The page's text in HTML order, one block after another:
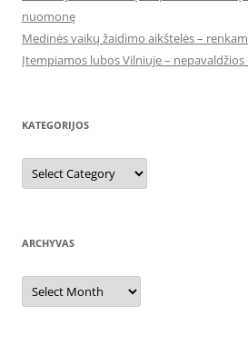
nuomonę
Medinės vaikų žaidimo aikštelės –
Įtempiamos lubos Vilniuje – nepavaldžios
KATEGORIJOS
Kategorijos
ARCHYVAS
Archyvas